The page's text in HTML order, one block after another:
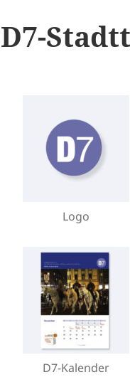
D7-
Logo
D7-Kalender